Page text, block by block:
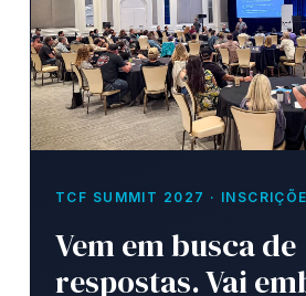
TCF SUMMIT 2027 ·
Vem em busca de
respostas. Vai